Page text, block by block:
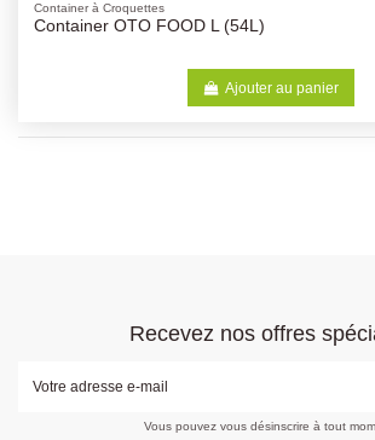
Container à Croquettes
Container OTO FOOD L (54L)
Ajouter au panier
Recevez nos offres
Vous pouvez vous désinscrire à tout